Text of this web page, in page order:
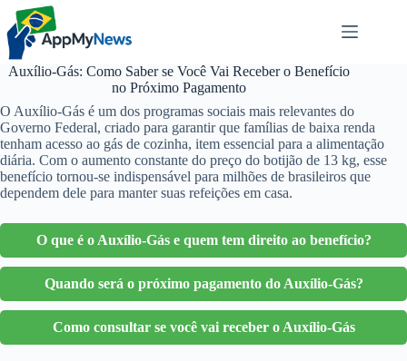
Pular
para
conteúdo
Auxílio-Gás: Como Saber se Você Vai Receber o Benefício
no Próximo Pagamento
O Auxílio-Gás é um dos programas sociais mais relevantes do
Governo Federal, criado para garantir que famílias de baixa renda
tenham acesso ao gás de cozinha, item essencial para a alimentação
diária. Com o aumento constante do preço do botijão de 13 kg, esse
benefício tornou-se indispensável para milhões de brasileiros que
dependem dele para manter suas refeições em casa.
O que é o Auxílio-Gás e quem tem direito ao benefício?
Quando será o próximo pagamento do Auxílio-Gás?
Como consultar se você vai receber o Auxílio-Gás